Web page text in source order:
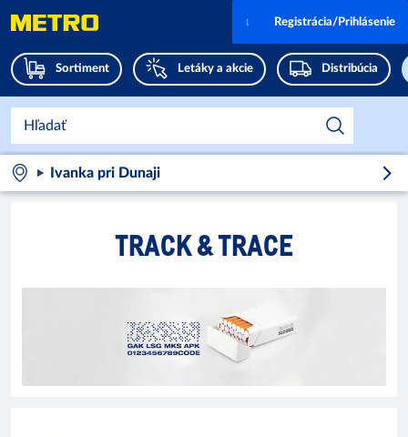
Sortiment Letáky a akcie Distribúcia
Registrácia/Prihlásenie
Ivanka pri Dunaji
TRACK & TRACE